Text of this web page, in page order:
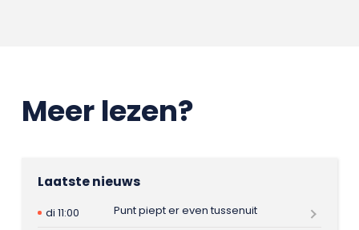
Meer lezen?
Laatste nieuws
di 11:00
Punt piept er even tussenuit